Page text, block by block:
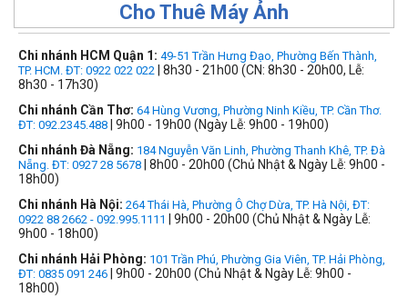
Cho Thuê Máy Ảnh
Chi nhánh HCM Quận 1: 49-51 Trần Hưng Đạo, Phường Bến Thành,
TP. HCM. ĐT: 0922 022 022 | 8h30 - 21h00 (CN: 8h30 - 20h00, Lễ:
8h30 - 17h30)
Chi nhánh Cần Thơ: 64 Hùng Vương, Phường Ninh Kiều, TP. Cần Thơ.
ĐT: 092.2345.488 | 9h00 - 19h00 (Ngày Lễ: 9h00 - 19h00)
Chi nhánh Đà Nẵng: 184 Nguyễn Văn Linh, Phường Thanh Khê, TP. Đà
Nẵng. ĐT: 0927 28 5678 | 8h00 - 20h00 (Chủ Nhật & Ngày Lễ: 9h00 -
18h00)
Chi nhánh Hà Nội: 264 Thái Hà, Phường Ô Chợ Dừa, TP. Hà Nội, ĐT:
0922 88 2662 - 092.995.1111
| 9h00 - 20h00 (Chủ Nhật & Ngày Lễ:
9h00 - 18h00)
Chi nhánh Hải Phòng: 101 Trần Phú, Phường Gia Viên, TP. Hải Phòng,
ĐT: 0835 091 246 | 9h00 - 20h00 (Chủ Nhật & Ngày Lễ: 9h00 -
18h00)